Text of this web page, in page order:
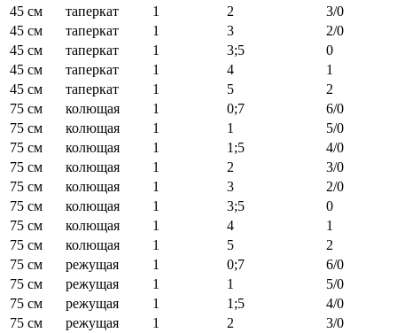
45 см
таперкат 1 2
3/0
45 см
таперкат 1 3
2/0
45 см
таперкат 1 3;5
0
45 см
таперкат 1 4
1
45 см
таперкат 1 5
2
75 см
колющая 1 0;7
6/0
75 см
колющая 1 1
5/0
75 см
колющая 1 1;5
4/0
75 см
колющая 1 2
3/0
75 см
колющая 1 3
2/0
75 см
колющая 1 3;5
0
75 см
колющая 1 4
1
75 см
колющая 1 5
2
75 см
режущая 1 0;7
6/0
75 см
режущая 1 1
5/0
75 см
режущая 1 1;5
4/0
75 см
режущая 1 2
3/0